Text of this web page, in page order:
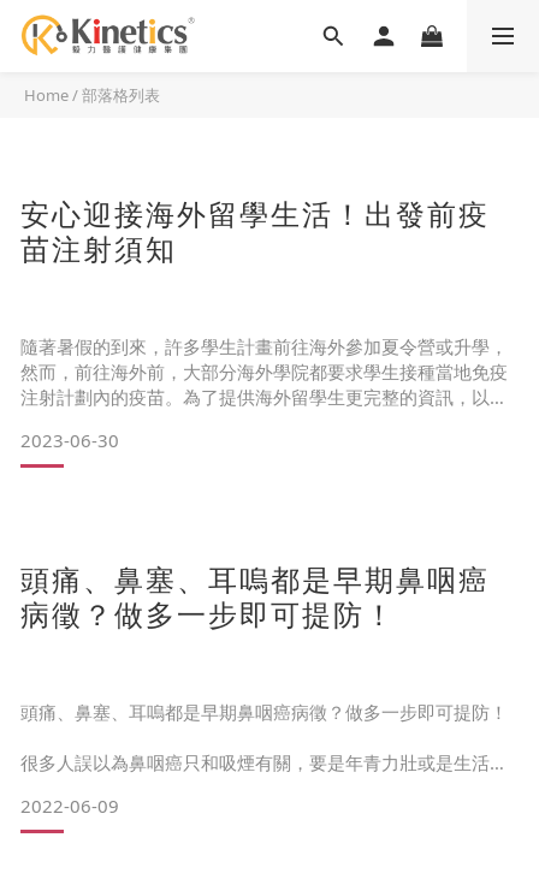
Home/部落格列表
安心迎接海外留學生活！出發前疫
苗注射須知
隨著暑假的到來，許多學生計畫前往海外參加夏令營或升學，
然而，前往海外前，大部分海外學院都要求學生接種當地免疫
注射計劃內的疫苗。為了提供海外留學生更完整的資訊，以下
需要完成2針，如只曾注射1針*，可於出發前補打1針。
部分學校接受抗體血液報告，如報告結果未有足夠抗體，需要
補打1針。
💉預防疫苗
麻疹/流行性腮腺炎/德國麻疹三合一疫苗
2023-06-30
頭痛、鼻塞、耳嗚都是早期鼻咽癌
病徵？做多一步即可提防！
頭痛、鼻塞、耳嗚都是早期鼻咽癌病徵？做多一步即可提防！
很多人誤以為鼻咽癌只和吸煙有關，要是年青力壯或是生活習
老幼，鼻咽癌的威脅可能已悄悄進逼至你身邊。
2022-06-09